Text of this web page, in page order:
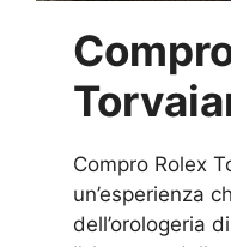
Compro Rolex
un’esperienza
dell’orologeria